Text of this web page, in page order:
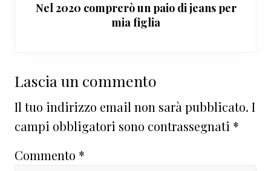
Nel 2020 comprerò un paio di jeans per
mia figlia
Interazioni
del
lettore
Lascia un commento
Il tuo indirizzo email non sarà pubblicato. I
campi obbligatori sono contrassegnati *
Commento *